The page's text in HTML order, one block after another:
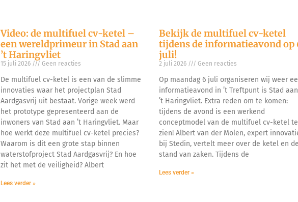
Video: de multifuel cv-ketel –
een wereldprimeur in Stad aan
’t Haringvliet
15 juli 2026 Geen reacties
De multifuel cv-ketel is een van de slimme
innovaties waar het projectplan Stad
Aardgasvrij uit bestaat. Vorige week werd
het prototype gepresenteerd aan de
inwoners van Stad aan ’t Haringvliet. Maar
hoe werkt deze multifuel cv-ketel precies?
Waarom is dit een grote stap binnen
waterstofproject Stad Aardgasvrij? En hoe
zit het met de veiligheid? Albert
Lees verder »
Bekijk de multifuel cv-ketel
tijdens de informatieavond op
juli!
2 juli 2026 Geen reacties
Op maandag 6 juli organiseren wij weer
informatieavond in ’t Treftpunt is Stad aan
’t Haringvliet. Extra reden om te komen:
tijdens de avond is een werkend
conceptmodel van de multifuel cv-ketel te
zien! Albert van der Molen, expert
bij Stedin, vertelt meer over de ketel en
stand van zaken. Tijdens de
Lees verder »